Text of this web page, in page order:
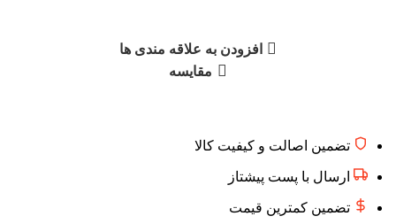
افزودن به علاقه مندی ها
مقایسه
تضمین اصالت و کیفیت کالا
ارسال با پست پیشتاز
تضمین کمترین قیمت